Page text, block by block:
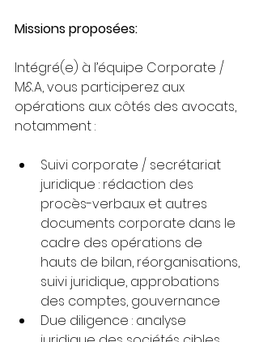
Missions proposées:
Intégré(e) à l’équipe Corporate /
M&A, vous participerez aux
opérations aux côtés des avocats,
notamment :
Suivi corporate / secrétariat
juridique : rédaction des
procès-verbaux et autres
documents corporate dans le
cadre des opérations de
hauts de bilan, réorganisations,
suivi juridique, approbations
des comptes, gouvernance
Due diligence : analyse